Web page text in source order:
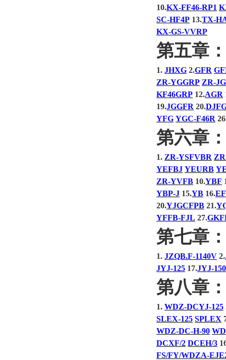
10.KX-FF46-RP1
SC-HF4P 13.TX-
KX-GS-VVRP
第五章
1. JHXG 2.GFR
ZR-YGGRP ZR-
KF46GRP 12.AGR
19.JGGFR 20.
YFG YGC-F46R
第六章
1. ZR-YSFVBR
YEFBJ YEURB
ZR-YVFB 10.YBF
YBP-J 15.YB 16.
20.YJGCFPB 21.
YFFB-FJL 27.
第七章
1. JZQB.F-1140V 2.
JYJ-125 17.JYJ-150
第八章
1. WDZ-DCYJ-125
SLEX-125 SPLEX
WDZ-DC-H-90
DCXF/2 DCEH/3
FS/FY/WDZA-